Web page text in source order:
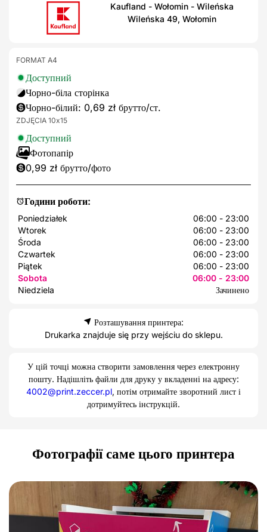
Kaufland - Wołomin - Wileńska
Wileńska 49, Wołomin
Години роботи:
Poniedziałek
06:00 - 23:00
Wtorek
06:00 - 23:00
Środa
06:00 - 23:00
Czwartek
06:00 - 23:00
Piątek
06:00 - 23:00
Sobota
06:00 - 23:00
Niedziela
Зачинено
FORMAT A4
Доступний
Чорно-біла сторінка
Чорно-білий: 0,69 zł брутто/ст.
ZDJĘCIA 10x15
Доступний
Фотопапір
0,99 zł брутто/фото
Розташування принтера:
Drukarka znajduje się przy wejściu do sklepu.
У цій точці можна створити замовлення через електронну
пошту. Надішліть файли для друку у вкладенні на адресу:
4002@print.zeccer.pl, потім отримайте зворотний лист і
дотримуйтесь інструкцій.
Фотографії саме цього принтера